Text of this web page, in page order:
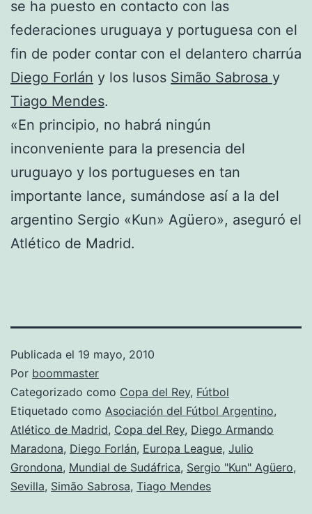
se ha puesto en contacto con las
federaciones uruguaya y portuguesa con el
fin de poder contar con el delantero charrúa
Diego Forlán y los lusos Simão Sabrosa y
Tiago Mendes.
«En principio, no habrá ningún
inconveniente para la presencia del
uruguayo y los portugueses en tan
importante lance, sumándose así a la del
argentino Sergio «Kun» Agüero», aseguró el
Atlético de Madrid.
Publicada el 19 mayo, 2010
Por boommaster
Categorizado como Copa del Rey, Fútbol
Etiquetado como Asociación del Fútbol Argentino,
Atlético de Madrid, Copa del Rey, Diego Armando
Maradona, Diego Forlán, Europa League, Julio
Grondona, Mundial de Sudáfrica, Sergio "Kun" Agüero,
Sevilla, Simão Sabrosa, Tiago Mendes